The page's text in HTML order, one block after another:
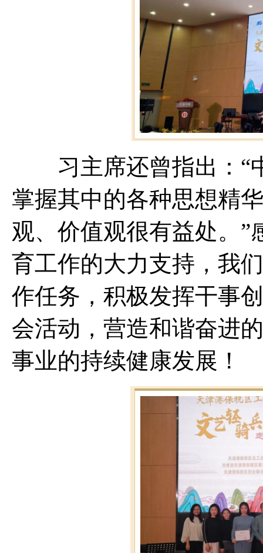
习主席还曾指出：“
掌握其中的各种思想精
观、价值观很有益处。
育工作的大力支持，我
作任务，积极发挥干事
会活动，营造和谐奋进
事业的持续健康发展！